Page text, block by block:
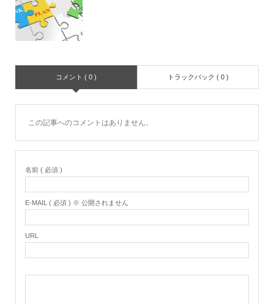
コメント ( 0 ) トラックバック ( 0 )
この記事へのコメントはありません。
名前 ( 必須 )
E-MAIL ( 必須 ) ※ 公開されません
URL